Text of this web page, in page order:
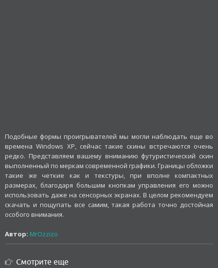
Подобные формы проигрывателей мы могли наблюдать еще во
времена Windows XP, сейчас такие скины встречаются очень
редко. Представляем вашему вниманию футуристический скин
выполненный по меркам современной графики. Границы обложки
такие же четкие как и текстуры, при вполне компактных
размерах, благодаря большим кнопкам управления его можно
использовать даже на сенсорных экранах. В целом рекомендуем
скачать и пощупать все самим, такая работа точно достойная
особого внимания.
Автор: MrOzzizo
Смотрите еще